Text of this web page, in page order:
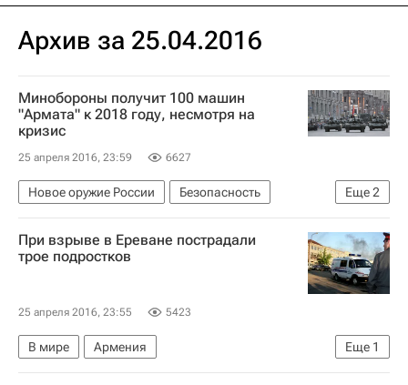
Архив за 25.04.2016
Минобороны получит 100 машин
"Армата" к 2018 году, несмотря на
кризис
25 апреля 2016, 23:59 6627
Еще2
Новое оружие России
Безопасность
Уралвагонзавод
Россия
При взрыве в Ереване пострадали
трое подростков
25 апреля 2016, 23:55 5423
Еще 1
В мире
Армения
Взрыв автобуса в Ереване